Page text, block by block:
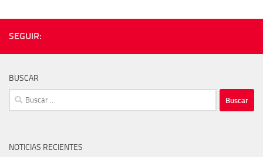
SEGUIR:
BUSCAR
Buscar:
NOTICIAS RECIENTES